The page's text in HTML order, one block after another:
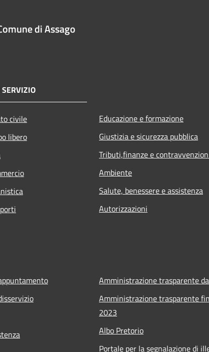
di Assago
SERVIZIO
civile
libero
Educazione e formazione
Giustizia e sicurezza pubblica
Tributi,finanze e
Ambiente
Salute, benessere e assistenza
Autorizzazioni
Amministrazione trasparente
Amministrazione trasparente
2023
Albo Pretorio
Portale per la segnalazione di